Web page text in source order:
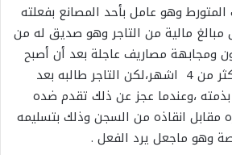
وهو عامل بأحد المصانع بفعلته
مالية من التاجر وهو صديق له من
ومجابهة مصاريف عاجلة بعد أن أصبح
عاطلاً عن العمل منذ اكثر من 4 اشهر،لكن التاجر طالبه بعد
بذمته ،وعندما عجز عن ذلك تقدم ضده
مقابل انقاذه من السجن وذلك بتسليمه
وهو ماجعل يرد الفعل .